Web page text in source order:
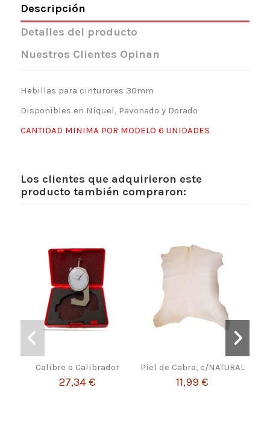
Descripción
Detalles del producto
Nuestros Clientes Opinan
Hebillas para cinturores 30mm
Disponibles en Níquel, Pavonado y Dorado
CANTIDAD MINIMA POR MODELO 6 UNIDADES
Los clientes que adquirieron este
producto también compraron:
Calibre o Calibrador
27,34 €
Piel de Cabra, c/NATURAL
11,99 €